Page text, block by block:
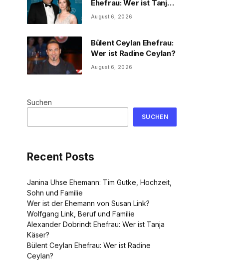
Ehefrau: Wer ist Tanja
Käser?
August 6, 2026
Bülent Ceylan Ehefrau:
Wer ist Radine Ceylan?
August 6, 2026
Suchen
SUCHEN
Recent Posts
Janina Uhse Ehemann: Tim Gutke, Hochzeit,
Sohn und Familie
Wer ist der Ehemann von Susan Link?
Wolfgang Link, Beruf und Familie
Alexander Dobrindt Ehefrau: Wer ist Tanja
Käser?
Bülent Ceylan Ehefrau: Wer ist Radine
Ceylan?